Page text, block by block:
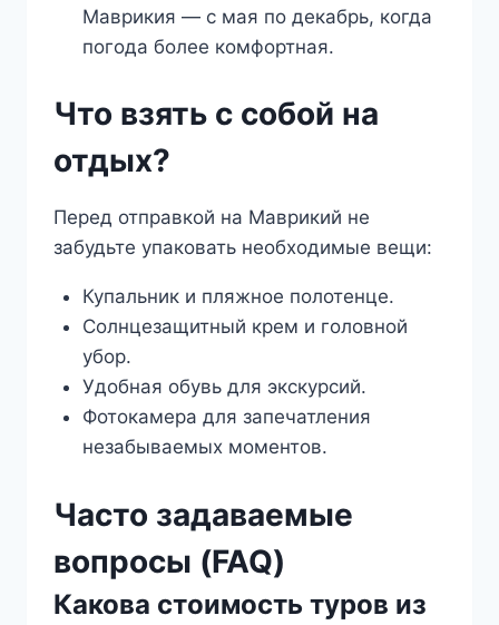
Маврикия — с мая по декабрь, когда
погода более комфортная.
Что взять с собой на
отдых?
Перед отправкой на Маврикий не
забудьте упаковать необходимые вещи:
Купальник и пляжное полотенце.
Солнцезащитный крем и головной
убор.
Удобная обувь для экскурсий.
Фотокамера для запечатления
незабываемых моментов.
Часто задаваемые
вопросы (FAQ)
Какова стоимость туров из